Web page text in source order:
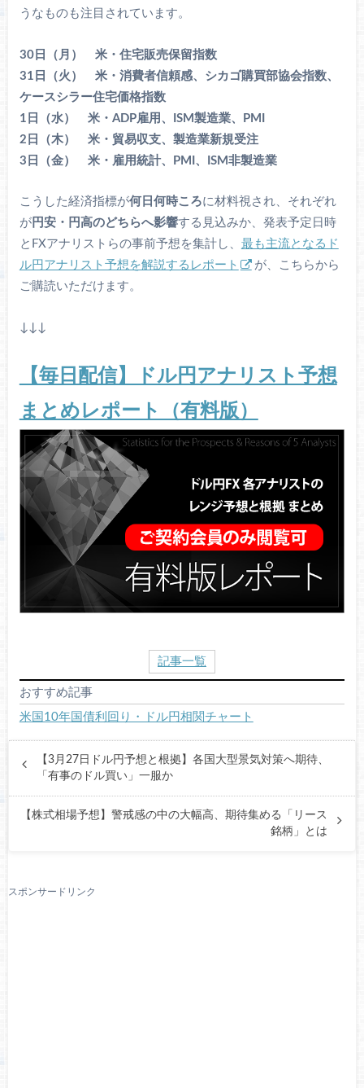
うなものも注目されています。
30日（月） 米・住宅販売保留指数
31日（火） 米・消費者信頼感、シカゴ購買部協会指数、
ケースシラー住宅価格指数
1日（水） 米・ADP雇用、ISM製造業、PMI
2日（木） 米・貿易収支、製造業新規受注
3日（金） 米・雇用統計、PMI、ISM非製造業
こうした経済指標が何日何時ころに材料視され、それぞれ
が円安・円高のどちらへ影響する見込みか、発表予定日時
とFXアナリストらの事前予想を集計し、 最も主流となるド
ル円アナリスト予想を解説するレポート
が、こちらから
ご購読いただけます。
↓↓↓
【毎日配信】ドル円アナリスト予想
まとめレポート（有料版）
記事一覧
おすすめ記事
米国10年国債利回り・ドル円相関チャート
【3月27日ドル円予想と根拠】各国大型景気対策へ期待、
「有事のドル買い」一服か
【株式相場予想】警戒感の中の大幅高、期待集める「リース
銘柄」とは
スポンサードリンク